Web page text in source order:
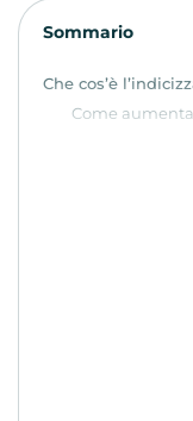
Sommario
Che cos’è
Come